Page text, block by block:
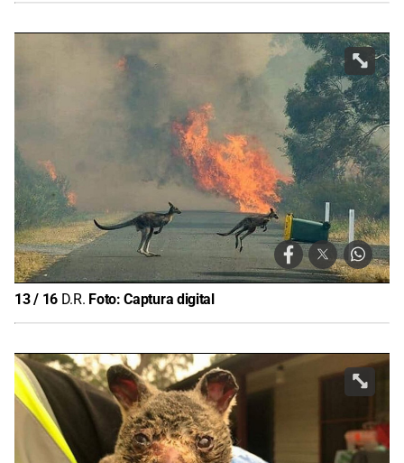
13/ 16 D.R. Foto:Captura digital